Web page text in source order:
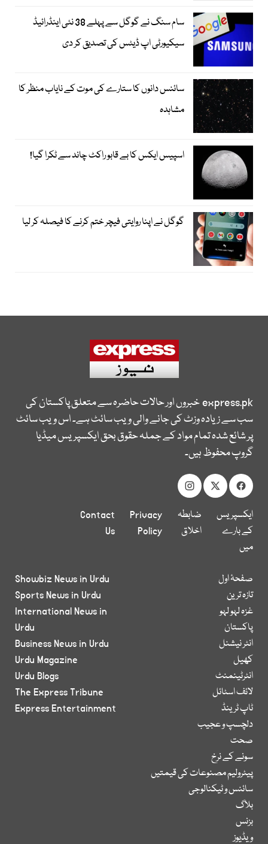
سام سنگ نے گوگل سے پہلے 38 نئی اینڈرائیڈ
سیکیورٹی اپ ڈیٹس کی تصدیق کر دی
سائنس دانوں کا ستارے کی موت کے نایاب منظر کا
مشاہدہ
اسپیس ایکس کا بے قابو راکٹ چاند سے ٹکرا گیا!
گوگل نے اپنا روایتی فیچر ختم کرنے کا فیصلہ کر لیا
express.pkخبروں اور حالات حاضرہ سے متعلق پاکستان کی
سب سے زیادہ وزٹ کی جانے والی ویب سائٹ ہے۔ اس ویب سائٹ
پر شائع شدہ تمام مواد کے جملہ حقوق بحق ایکسپریس میڈیا
گروپ محفوظ ہیں۔
ایکسپریس
کے بارے
میں
ضابطہ
اخلاق
Privacy
Policy
Contact
Us
صفحۂ اول
تازہ ترین
غزہ لہو لہو
پاکستان
انٹر نیشنل
کھیل
انٹرٹینمنٹ
لائف اسٹائل
ٹاپ ٹرینڈ
دلچسپ و عجیب
صحت
سونے کے نرخ
پیٹرولیم مصنوعات کی قیمتیں
سائنس و ٹیکنالوجی
بلاگ
بزنس
ویڈیوز
Showbiz News in Urdu
Sports News in Urdu
International News in
Urdu
Business News in Urdu
Urdu Magazine
Urdu Blogs
The Express Tribune
Express Entertainment